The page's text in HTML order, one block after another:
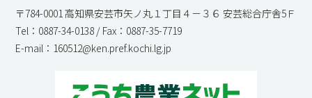
〒784-0001 高知県安芸市矢ノ丸１丁目４－３６ 安芸総合庁舎5Ｆ
Tel：0887-34-0138 / Fax：0887-35-7719
E-mail：160512@ken.pref.kochi.lg.jp